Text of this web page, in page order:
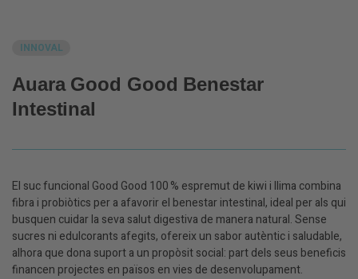
INNOVAL
Auara Good Good Benestar
Intestinal
El suc funcional Good Good 100 % espremut de kiwi i llima combina
fibra i probiòtics per a afavorir el benestar intestinal, ideal per als qui
busquen cuidar la seva salut digestiva de manera natural. Sense
sucres ni edulcorants afegits, ofereix un sabor autèntic i saludable,
alhora que dona suport a un propòsit social: part dels seus beneficis
financen projectes en països en vies de desenvolupament.